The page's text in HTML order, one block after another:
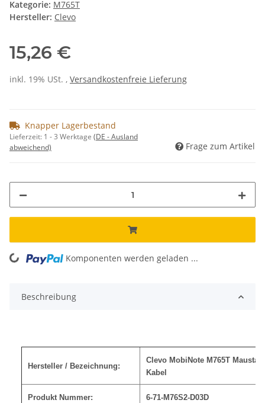
Kategorie: M765T
Hersteller: Clevo
15,26 €
inkl. 19% USt. , Versandkostenfreie Lieferung
Knapper Lagerbestand
Lieferzeit: 1 - 3 Werktage (DE - Ausland
abweichend)
Frage zum Artikel
Loading... Komponenten werden geladen ...
Beschreibung
Hersteller / Bezeichnung:
Clevo MobiNote M765T
Kabel
Produkt Nummer: 6-71-M76S2-D03D